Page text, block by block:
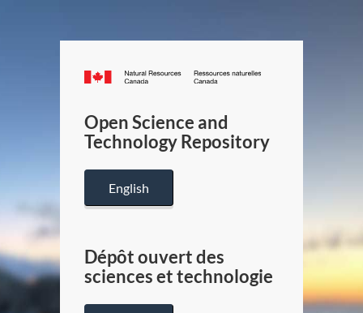
Canada.ca
/
Canada
Open Science and
Technology Repository
English
Dépôt ouvert des
sciences et technologie